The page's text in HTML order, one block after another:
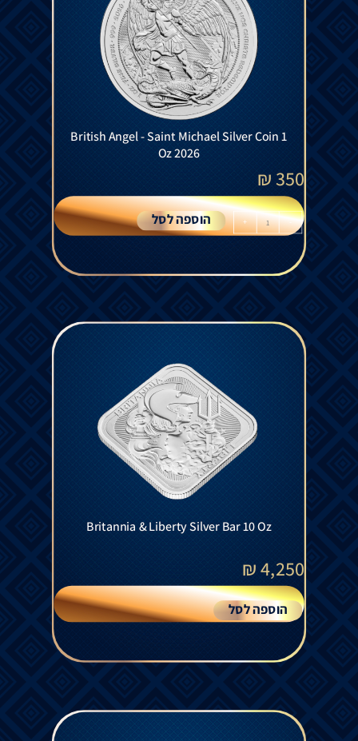
British Angel - Saint Michael Silver Coin 1
Oz 2026
350
₪
-
+ הוספה לסל
Britannia & Liberty Silver Bar 10 Oz
4,250
₪
הוספה לסל